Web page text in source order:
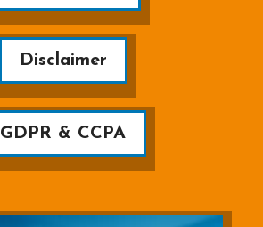
Disclaimer
GDPR & CCPA